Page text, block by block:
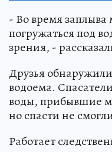
- Во время
погружаться под
зрения, -
Друзья
водоема.
воды, прибывшие
но спасти не
Работает